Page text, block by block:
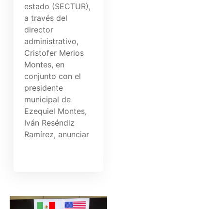
estado (SECTUR),
a través del
director
administrativo,
Cristofer Merlos
Montes, en
conjunto con el
presidente
municipal de
Ezequiel Montes,
Iván Reséndiz
Ramírez, anunciar